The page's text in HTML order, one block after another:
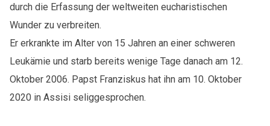
durch die Erfassung der weltweiten eucharistischen
Wunder zu verbreiten.
Er erkrankte im Alter von 15 Jahren an einer schweren
Leukämie und starb bereits wenige Tage danach am 12.
Oktober 2006. Papst Franziskus hat ihn am 10. Oktober
2020 in Assisi seliggesprochen.